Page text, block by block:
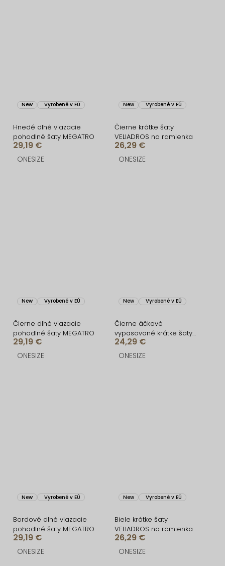
New Vyrobené v EÚ
Hnedé dlhé viazacie
pohodlné šaty MEGATRO
29,19 €
ONESIZE
New Vyrobené v EÚ
Čierne krátke šaty
VELIADROS na ramienka
26,29 €
ONESIZE
New Vyrobené v EÚ
Čierne dlhé viazacie
pohodlné šaty MEGATRO
29,19 €
ONESIZE
New Vyrobené v EÚ
Čierne áčkové
vypasované krátke šaty
UTARALY
24,29 €
ONESIZE
New Vyrobené v EÚ
Bordové dlhé viazacie
pohodlné šaty MEGATRO
29,19 €
ONESIZE
New Vyrobené v EÚ
Biele krátke šaty
VELIADROS na ramienka
26,29 €
ONESIZE